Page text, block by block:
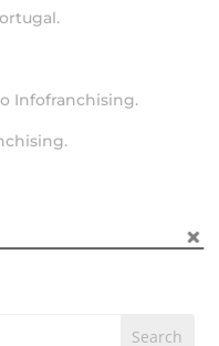
Infofranchising.